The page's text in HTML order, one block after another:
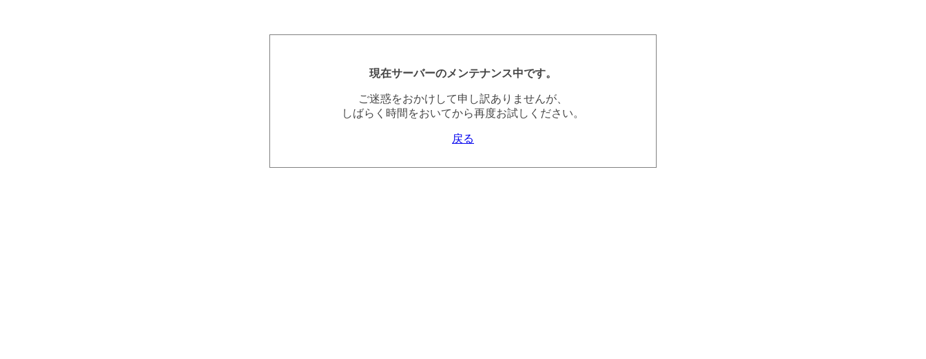
現在サーバーのメンテナンス中です。
ご迷惑をおかけして申し訳ありませんが、
しばらく時間をおいてから再度お試しください。
戻る